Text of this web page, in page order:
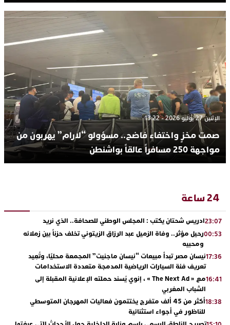
الإثنين 27 يوليو 2026 - 13:22
صمت مخزٍ واختفاء فاضح.. مسؤولو “لارام” يهربون من
مواجهة 250 مسافراً عالقاً بواشنطن
24 ساعة
23:07ادريس شحتان يكتب : المجلس الوطني للصحافة.. الذي نريد
00:53رحيل مؤثر.. وفاة الزميل عبد الرزاق الزيتوني تخلف حزناً بين زملائه
ومحبيه
17:36نيسان مصر تبدأ مبيعات “نيسان ماجنيت” المجمعة محليًا، وتُعِيد
تعريف فئة السيارات الرياضية المدمجة متعددة الاستخدامات
16:41
مع « The Next Ad » ، إنوي يُسند حملته الإعلانية المقبلة إلى
الشباب المغربي
18:38
أكثر من 45 ألف متفرج يختتمون فعاليات المهرجان المتوسطي
للناظور في أجواء استثنائية